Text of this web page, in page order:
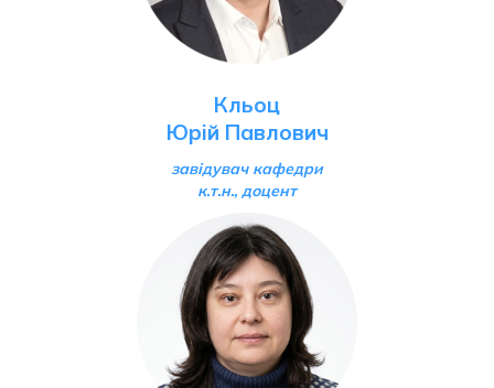
Кльоц
Юрій Павлович
завідувач кафедри
к.т.н., доцент